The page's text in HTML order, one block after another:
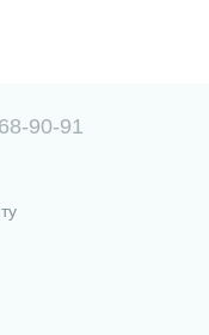
90-91